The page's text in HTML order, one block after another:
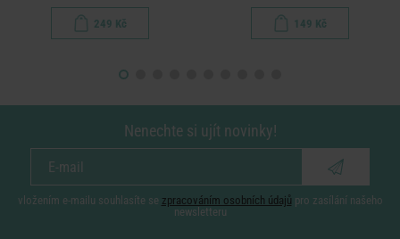
249 Kč 149 Kč
Nenechte si ujít novinky!
vložením e-mailu souhlasíte se zpracováním osobních údajů pro zasílání našeho
newsletteru